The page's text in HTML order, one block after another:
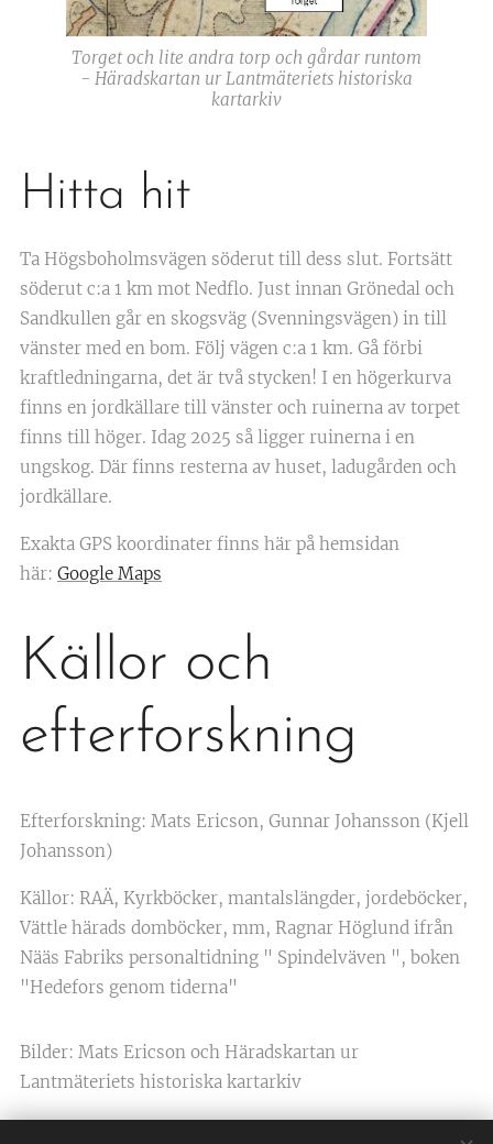
Torget och lite andra torp och gårdar runtom
- Häradskartan ur Lantmäteriets historiska
kartarkiv
Hitta hit
Ta Högsboholmsvägen söderut till dess slut. Fortsätt
söderut c:a 1 km mot Nedflo. Just innan Grönedal och
Sandkullen går en skogsväg (Svenningsvägen) in till
vänster med en bom. Följ vägen c:a 1 km. Gå förbi
kraftledningarna, det är två stycken! I en högerkurva
finns en jordkällare till vänster och ruinerna av torpet
finns till höger. Idag 2025 så ligger ruinerna i en
ungskog. Där finns resterna av huset, ladugården och
jordkällare.
Exakta GPS koordinater finns här på hemsidan
här: Google Maps
Källor och
efterforskning
Efterforskning: Mats Ericson, Gunnar Johansson (Kjell
Johansson)
Källor: RAÄ, Kyrkböcker, mantalslängder, jordeböcker,
Vättle härads domböcker, mm, Ragnar Höglund ifrån
Nääs Fabriks personaltidning " Spindelväven ", boken
"Hedefors genom tiderna"
Bilder: Mats Ericson och Häradskartan ur
Lantmäteriets historiska kartarkiv